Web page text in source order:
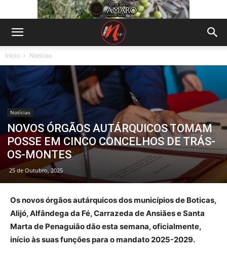
Início Notícias
Notícias
NOVOS ÓRGÃOS AUTÁRQUICOS TOMAM
POSSE EM CINCO CONCELHOS DE TRÁS-
OS-MONTES
25 de Outubro, 2025
Os novos órgãos autárquicos dos municípios de Boticas,
Alijó, Alfândega da Fé, Carrazeda de Ansiães e Santa
Marta de Penaguião dão esta semana, oficialmente,
início às suas funções para o mandato 2025-2029.